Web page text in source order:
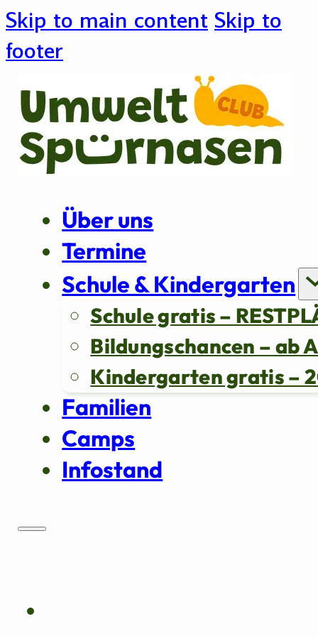
Skip to main content Skip to
footer
Über uns
Termine
Schule & Kindergarten
Schule gratis –
Bildungschancen – ab
Kindergarten gratis –
Familien
Camps
Infostand